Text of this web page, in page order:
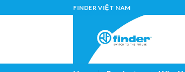
to
FINDER VIỆT NAM